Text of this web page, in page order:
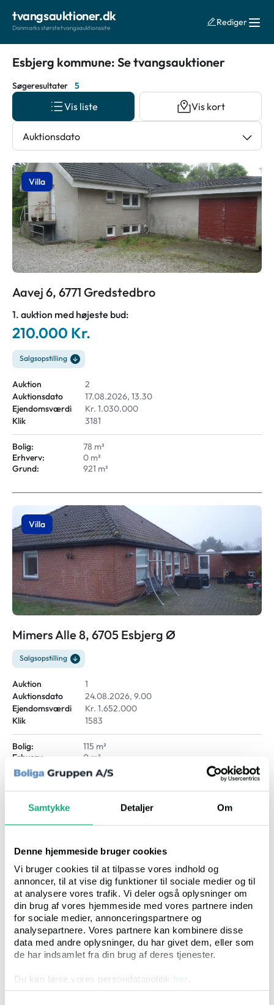
Samtykke Detaljer Om
Denne hjemmeside bruger cookies
Vi bruger cookies til at tilpasse vores indhold og
annoncer, til at vise dig funktioner til sociale medier og til
at analysere vores trafik. Vi deler også oplysninger om
din brug af vores hjemmeside med vores partnere inden
for sociale medier, annonceringspartnere og
analysepartnere. Vores partnere kan kombinere disse
data med andre oplysninger, du har givet dem, eller som
de har indsamlet fra din brug af deres tjenester.
Du kan læse vores persondatapolitik her
tvangsauktioner.dk
Danmarks største tvangsauktionssite
Rediger
Esbjerg kommune: Se tvangsauktioner
Søgeresultater 5
Auktionsdato
Vis liste Vis kort
Villa
Aavej 6, 6771 Gredstedbro
1. auktion med højeste bud:
210.000 Kr.
Salgsopstilling
Auktion
2
Auktionsdato
17.08.2026, 13.30
Ejendomsværdi
Kr. 1.030.000
Klik
3181
Bolig:
78 m²
Erhverv:
0 m²
Grund:
921 m²
Villa
Mimers Alle 8, 6705 Esbjerg Ø
Salgsopstilling
Auktion
1
Auktionsdato
24.08.2026, 9.00
Ejendomsværdi
Kr. 1.652.000
Klik
1583
Bolig:
115 m²
Erhverv:
0 m²
Grund:
788 m²
Villa
Jernvedvej 220, 6771 Gredstedbro
Salgsopstilling
Auktion
1